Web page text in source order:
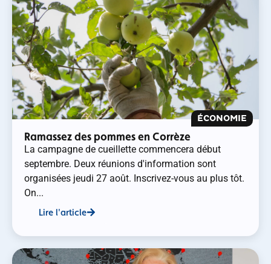
ÉCONOMIE
Ramassez des pommes en Corrèze
La campagne de cueillette commencera début
septembre. Deux réunions d'information sont
organisées jeudi 27 août. Inscrivez-vous au plus tôt.
On...
Lire l'article